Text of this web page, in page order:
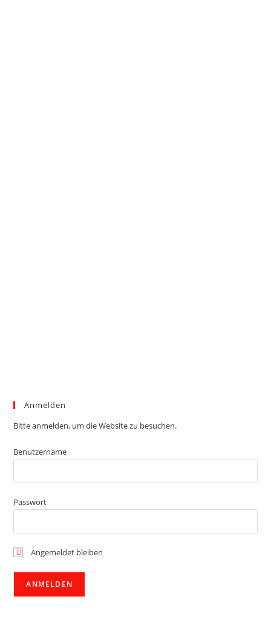
Anmelden
Bitte anmelden, um die Website zu besuchen.
Benutzername
Passwort
Angemeldet bleiben